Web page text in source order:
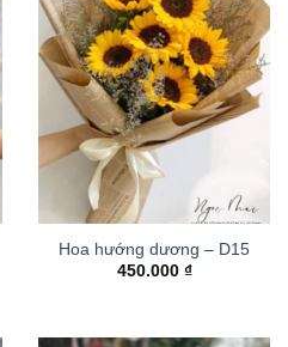
Hoa hướng dương – D15
450.000 ₫